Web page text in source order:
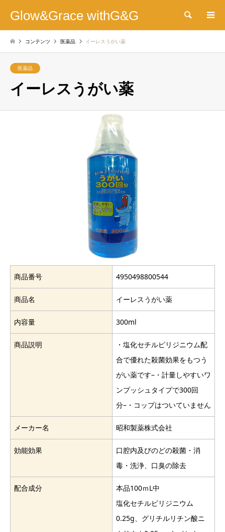
Glow&Grace withG&G 検索
コンテンツ 医薬品 イーレスうがい薬
医薬品
イーレスうがい薬
商品番号 4950498800544
商品名 イーレスうがい薬
内容量 300ml
商品説明
・塩化セチルピリジニウム配
合で優れた殺菌効果をもつう
がい薬です–・計量しやすいワ
ンプッシュタイプで300回
分–・コップはついていません
メーカー名 昭和製薬株式会社
効能効果
口腔内及びのどの殺菌・消
毒・洗浄、口臭の除去
配合成分
本品100ｍL中
塩化セチルピリジニウム
0.25g、グリチルリチン酸ニ